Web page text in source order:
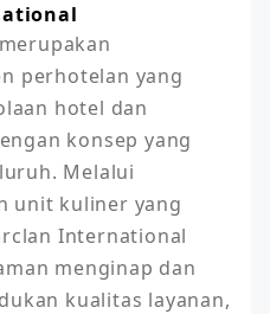
perhotelan yang
hotel dan
konsep yang
Melalui
unit kuliner yang
International
menginap dan
kualitas layanan,